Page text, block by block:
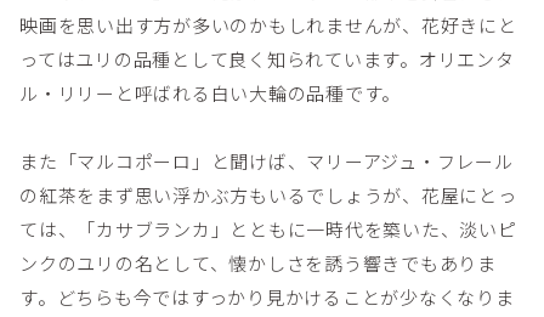
映画を思い出す方が多いのかもしれませんが、花好きにと
ってはユリの品種として良く知られています。オリエンタ
ル・リリーと呼ばれる白い大輪の品種です。
また「マルコポーロ」と聞けば、マリーアジュ・フレール
の紅茶をまず思い浮かぶ方もいるでしょうが、花屋にとっ
ては、「カサブランカ」とともに一時代を築いた、淡いピ
ンクのユリの名として、懐かしさを誘う響きでもありま
す。どちらも今ではすっかり見かけることが少なくなりま